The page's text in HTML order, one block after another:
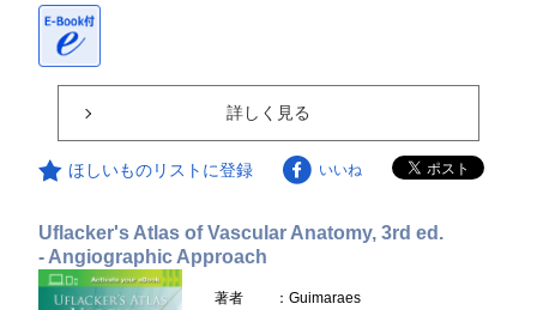
詳しく見る
ほしいものリストに登録 いいね
Uflacker's Atlas of Vascular Anatomy, 3rd ed.
- Angiographic Approach
著者
：Guimaraes